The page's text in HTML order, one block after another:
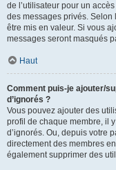
de l’utilisateur pour un
des messages privés.
être mis en valeur. Si vous
messages seront masqués
Haut
Comment puis-je ajouter/
d’ignorés ?
Vous pouvez ajouter des
profil de chaque membre, il
d’ignorés. Ou, depuis votre
directement des membres
également supprimer des